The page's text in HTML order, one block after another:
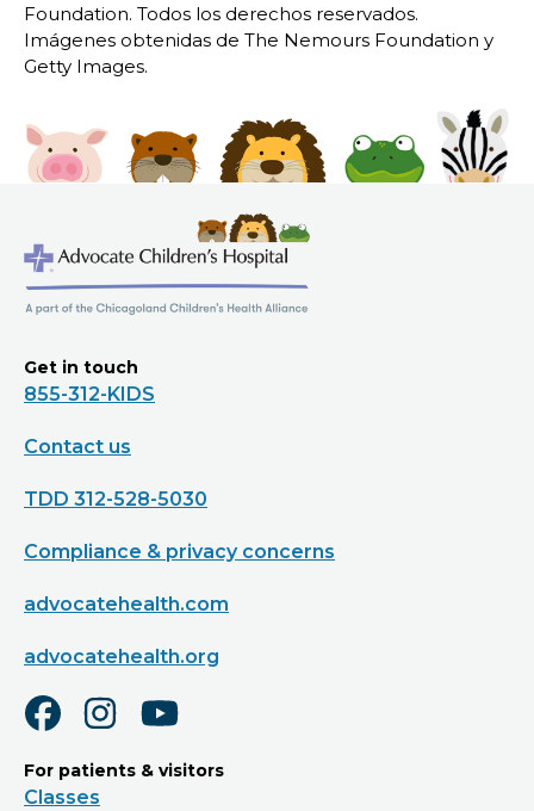
Foundation. Todos los derechos reservados.
Imágenes obtenidas de The Nemours Foundation y
Getty Images.
Get in touch
855-312-KIDS
Contact us
TDD 312-528-5030
Compliance & privacy concerns
advocatehealth.com
advocatehealth.org
For patients & visitors
Classes